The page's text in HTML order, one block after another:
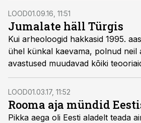
lahti, sest midagi sellist polnud nad
LOOD01.09.16, 11:51
Jumalate häll Türgis
Kui arheoloogid hakkasid 1995.
ühel künkal kaevama, polnud neil
avastused muudavad kõiki
selle hetkeni varase kiviaja kohta
LOOD01.03.17, 11:52
Rooma aja mündid
Pikka aega oli Eesti aladelt teada